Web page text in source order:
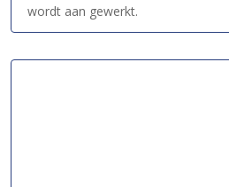
wordt aan gewerkt.